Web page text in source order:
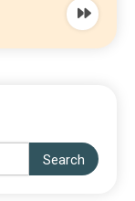
Search